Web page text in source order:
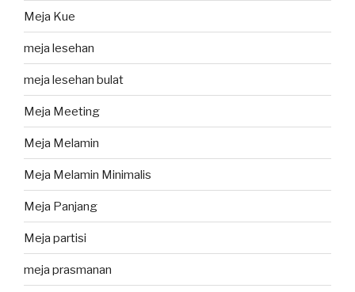
Meja Kue
meja lesehan
meja lesehan bulat
Meja Meeting
Meja Melamin
Meja Melamin Minimalis
Meja Panjang
Meja partisi
meja prasmanan